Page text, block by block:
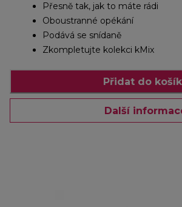
Přesně tak, jak to máte rádi
Oboustranné opékání
Podává se snídaně
Zkompletujte kolekci kMix
Přidat do
Další